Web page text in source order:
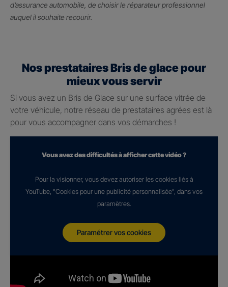
d’assurance automobile, de choisir le réparateur professionnel
auquel il souhaite recourir.
Nos prestataires Bris de glace pour
mieux vous servir
Si vous avez un Bris de Glace sur une surface vitrée de
votre véhicule, notre réseau de prestataires agrées est là
pour vous accompagner dans vos démarches !
Vous avez des difficultés à afficher cette vidéo ?
Pour la visionner, vous devez autoriser les cookies liés à
YouTube, "Cookies pour une publicité personnalisée", dans vos
paramètres.
Paramétrer vos cookies